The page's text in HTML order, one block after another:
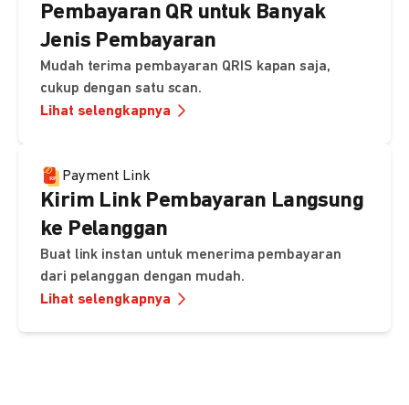
Pembayaran QR untuk Banyak
Jenis Pembayaran
Mudah terima pembayaran QRIS kapan saja,
cukup dengan satu scan.
Lihat selengkapnya
Payment Link
Kirim Link Pembayaran Langsung
ke Pelanggan
Buat link instan untuk menerima pembayaran
dari pelanggan dengan mudah.
Lihat selengkapnya